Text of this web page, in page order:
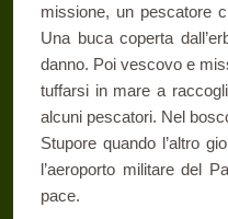
missione, un pescatore
Una buca coperta
danno. Poi vescovo e
tuffarsi in mare a
alcuni pescatori. Nel
Stupore quando l’altro
l’aeroporto militare del
pace.